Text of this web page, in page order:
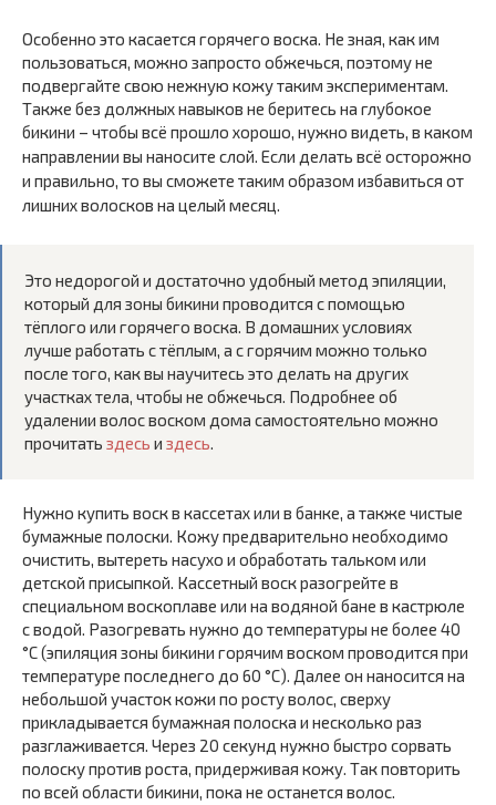
Особенно это касается горячего воска. Не зная, как им
пользоваться, можно запросто обжечься, поэтому не
подвергайте свою нежную кожу таким экспериментам.
Также без должных навыков не беритесь на глубокое
бикини – чтобы всё прошло хорошо, нужно видеть, в каком
направлении вы наносите слой. Если делать всё осторожно
и правильно, то вы сможете таким образом избавиться от
лишних волосков на целый месяц.
Это недорогой и достаточно удобный метод эпиляции,
который для зоны бикини проводится с помощью
тёплого или горячего воска. В домашних условиях
лучше работать с тёплым, а с горячим можно только
после того, как вы научитесь это делать на других
участках тела, чтобы не обжечься. Подробнее об
удалении волос воском дома самостоятельно можно
прочитать здесь и здесь.
Нужно купить воск в кассетах или в банке, а также чистые
бумажные полоски. Кожу предварительно необходимо
очистить, вытереть насухо и обработать тальком или
детской присыпкой. Кассетный воск разогрейте в
специальном воскоплаве или на водяной бане в кастрюле
с водой. Разогревать нужно до температуры не более 40
°C (эпиляция зоны бикини горячим воском проводится при
температуре последнего до 60 °C). Далее он наносится на
небольшой участок кожи по росту волос, сверху
прикладывается бумажная полоска и несколько раз
разглаживается. Через 20 секунд нужно быстро сорвать
полоску против роста, придерживая кожу. Так повторить
по всей области бикини, пока не останется волос.